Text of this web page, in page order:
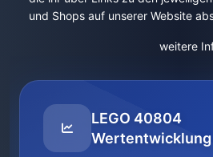
und Shops auf unserer Website
weitere
LEGO 40804
Wertentwicklung